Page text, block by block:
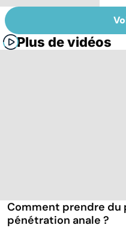
Plus de vidéos
Comment prendre du
pénétration anale ?